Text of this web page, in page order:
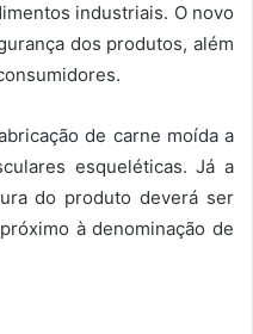
industriais. O novo
dos produtos, além
de carne moída a
esqueléticas. Já a
do produto deverá ser
à denominação de